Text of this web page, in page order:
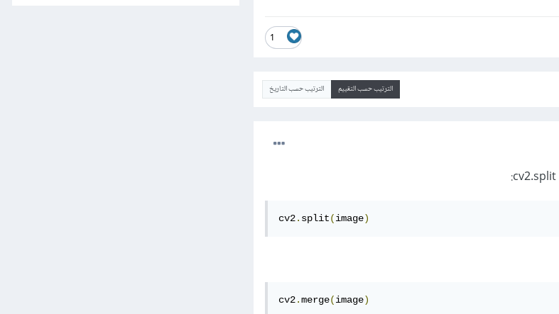
1
الترتيب حسب التقييم الترتيب حسب التاريخ
cv2. split(image)
cv2.merge(image)